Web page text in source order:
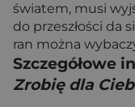
światem, musi
do przeszłości da
ran można
Szczegółowe
Zrobię dla